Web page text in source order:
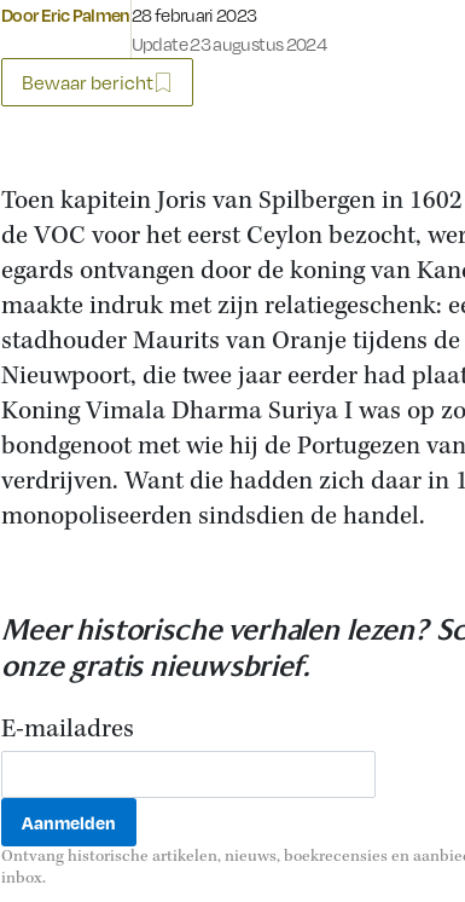
Door Eric PalmenGepubliceerd op:
28 februari 2023
Update 23 augustus 2024
Bewaar bericht
Toen kapitein Joris van Spilbergen in
de VOC voor het eerst Ceylon bezocht,
egards ontvangen door de koning van
maakte indruk met zijn relatiegeschenk:
stadhouder Maurits van Oranje tijdens de
Nieuwpoort, die twee jaar eerder had
Koning Vimala Dharma Suriya I was op
bondgenoot met wie hij de Portugezen
verdrijven. Want die hadden zich daar in
monopoliseerden sindsdien de handel.
Meer historische verhalen lezen?
onze gratis nieuwsbrief.
E-mailadres
Ontvang historische artikelen, nieuws, boekrecensies en
inbox.